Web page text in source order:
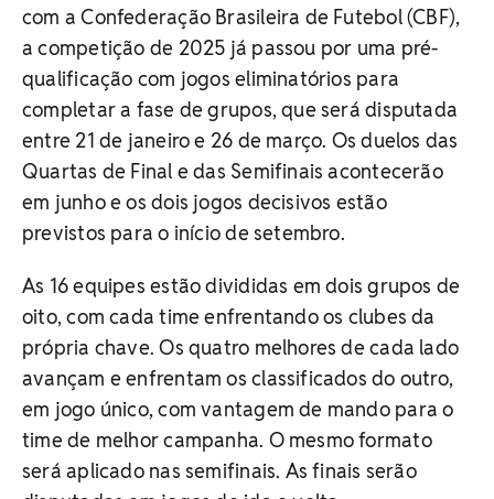
com a Confederação Brasileira de Futebol (CBF),
a competição de 2025 já passou por uma pré-
qualificação com jogos eliminatórios para
completar a fase de grupos, que será disputada
entre 21 de janeiro e 26 de março. Os duelos das
Quartas de Final e das Semifinais acontecerão
em junho e os dois jogos decisivos estão
previstos para o início de setembro.
As 16 equipes estão divididas em dois grupos de
oito, com cada time enfrentando os clubes da
própria chave. Os quatro melhores de cada lado
avançam e enfrentam os classificados do outro,
em jogo único, com vantagem de mando para o
time de melhor campanha. O mesmo formato
será aplicado nas semifinais. As finais serão